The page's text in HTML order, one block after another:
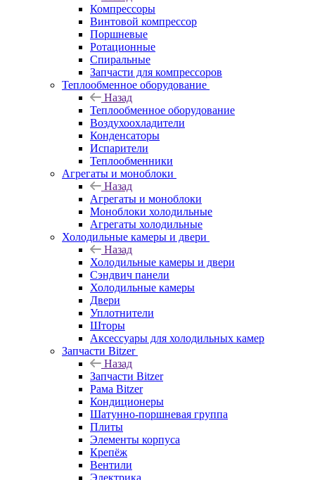
Компрессоры
Винтовой компрессор
Поршневые
Ротационные
Спиральные
Запчасти для компрессоров
Теплообменное оборудование
Назад
Теплообменное оборудование
Воздухоохладители
Конденсаторы
Испарители
Теплообменники
Агрегаты и моноблоки
Назад
Агрегаты и моноблоки
Моноблоки холодильные
Агрегаты холодильные
Холодильные камеры и двери
Назад
Холодильные камеры и двери
Сэндвич панели
Холодильные камеры
Двери
Уплотнители
Шторы
Аксессуары для холодильных камер
Запчасти Bitzer
Назад
Запчасти Bitzer
Рама Bitzer
Кондиционеры
Шатунно-поршневая группа
Плиты
Элементы корпуса
Крепёж
Вентили
Электрика